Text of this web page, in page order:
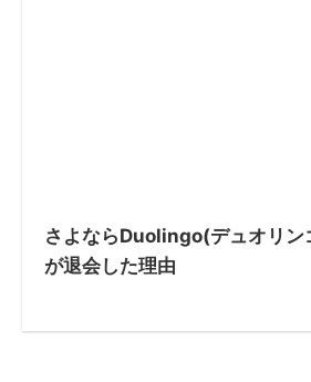
さよならDuolingo(デュオリン
が退会した理由